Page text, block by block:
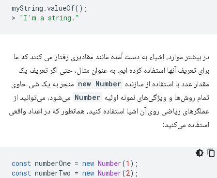
myString .valueOf();
> "I'm a string."
در بیشتر موارد، اشیاء به دست آمده مانند مقادیری رفتار می کنند که ما
برای تعریف آنها استفاده کرده ایم. به عنوان مثال، حتی اگر تعریف یک
مقدار عدد با استفاده از سازنده new Number منجر به یک شی حاوی
تمام روش‌ها و ویژگی‌های نمونه اولیه Number می‌شود، می‌توانید از
عملگرهای ریاضی روی آن اشیا استفاده کنید، همانطور که در اعداد واقعی
استفاده می‌کنید:
const numberOne = new Number(1 );
const numberTwo = new Number(2);